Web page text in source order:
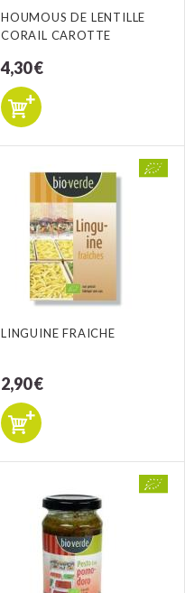
HOUMOUS DE LENTILLE
CORAIL CAROTTE
4,30 €
LINGUINE FRAICHE
2,90 €